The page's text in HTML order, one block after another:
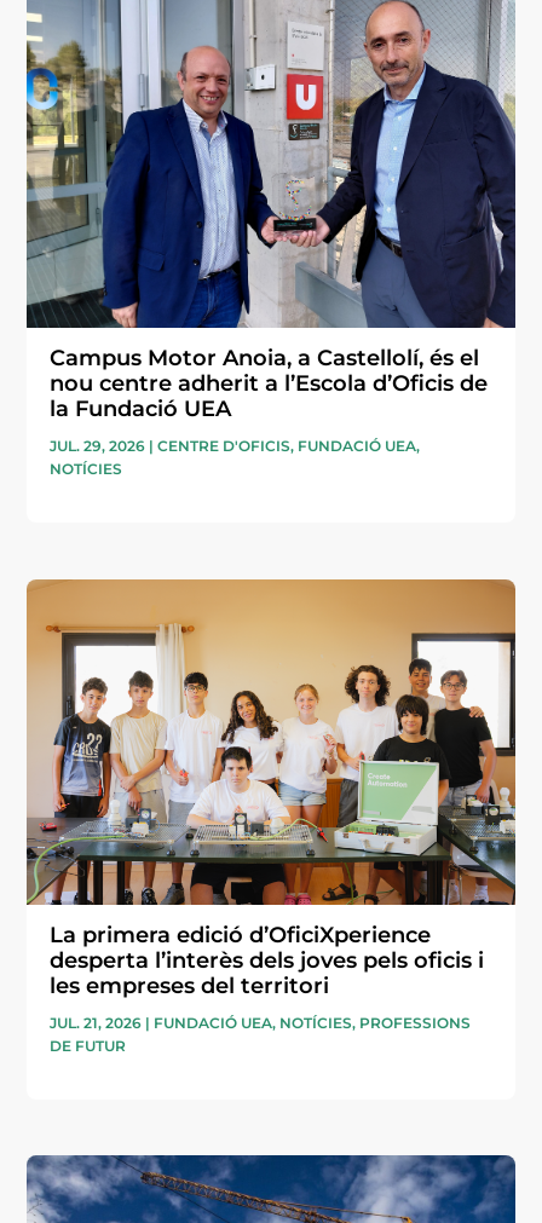
Campus Motor Anoia, a Castellolí, és el
nou centre adherit a l’Escola d’Oficis de
la Fundació UEA
JUL. 29, 2026 |CENTRE D'OFICIS, FUNDACIÓ UEA,
NOTÍCIES
La primera edició d’OficiXperience
desperta l’interès dels joves pels oficis i
les empreses del territori
JUL. 21, 2026 | FUNDACIÓ UEA, NOTÍCIES, PROFESSIONS
DE FUTUR